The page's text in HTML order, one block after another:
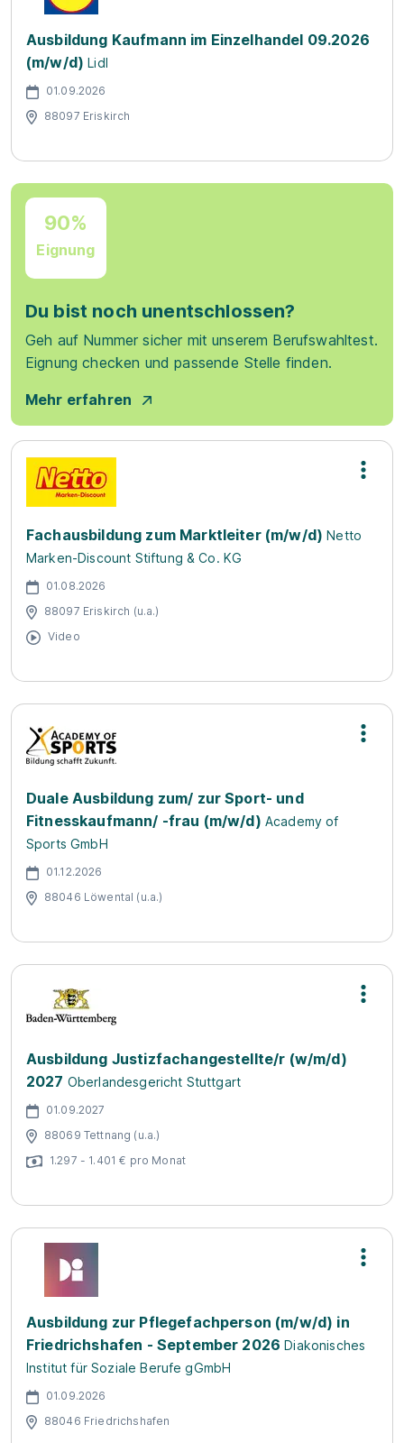
Ausbildung Kaufmann im Einzelhandel 09.2026
(m/w/d) Lidl
01.09.2026
88097 Eriskirch
90%
Eignung
Du bist noch unentschlossen?
Geh auf Nummer sicher mit unserem Berufswahltest.
Eignung checken und passende Stelle finden.
Mehr erfahren
Fachausbildung zum Marktleiter (m/w/d) Netto
Marken-Discount Stiftung & Co. KG
01.08.2026
88097 Eriskirch (u.a.)
Video
Duale Ausbildung zum/ zur Sport- und
Fitnesskaufmann/ -frau (m/w/d) Academy of
Sports GmbH
01.12.2026
88046 Löwental (u.a.)
Ausbildung Justizfachangestellte/r (w/m/d)
2027 Oberlandesgericht Stuttgart
01.09.2027
88069 Tettnang (u.a.)
1.297 - 1.401 € pro Monat
Ausbildung zur Pflegefachperson (m/w/d) in
Friedrichshafen - September 2026 Diakonisches
Institut für Soziale Berufe gGmbH
01.09.2026
88046 Friedrichshafen